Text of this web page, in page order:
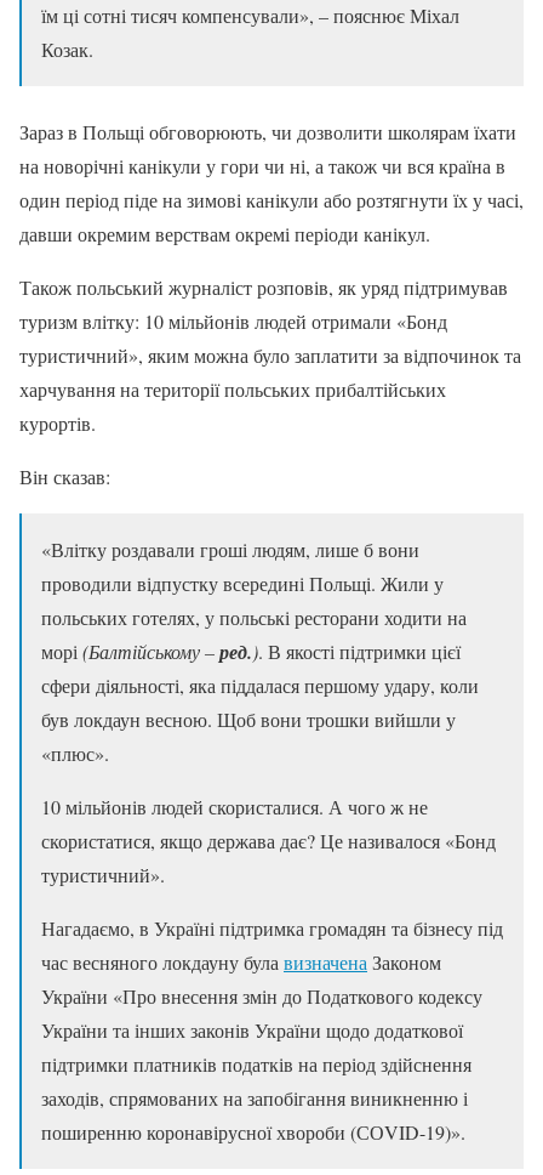
їм ці сотні тисяч компенсували», – пояснює Міхал
Козак.
Зараз в Польщі обговорюють, чи дозволити школярам їхати
на новорічні канікули у гори чи ні, а також чи вся країна в
один період піде на зимові канікули або розтягнути їх у часі,
давши окремим верствам окремі періоди канікул.
Також польський журналіст розповів, як уряд підтримував
туризм влітку: 10 мільйонів людей отримали «Бонд
туристичний», яким можна було заплатити за відпочинок та
харчування на території польських прибалтійських
курортів.
Він сказав:
«Влітку роздавали гроші людям, лише б вони
проводили відпустку всередині Польщі. Жили у
польських готелях, у польські ресторани ходити на
морі (Балтійському –ред.). В якості підтримки цієї
сфери діяльності, яка піддалася першому удару, коли
був локдаун весною. Щоб вони трошки вийшли у
«плюс».
10 мільйонів людей скористалися. А чого ж не
скористатися, якщо держава дає? Це називалося «Бонд
туристичний».
Нагадаємо, в Україні підтримка громадян та бізнесу під
час весняного локдауну була визначена Законом
України «Про внесення змін до Податкового кодексу
України та інших законів України щодо додаткової
підтримки платників податків на період здійснення
заходів, спрямованих на запобігання виникненню і
поширенню коронавірусної хвороби (СОVID-19)».